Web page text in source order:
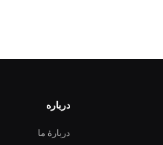
درباره
دربارهٔ ما